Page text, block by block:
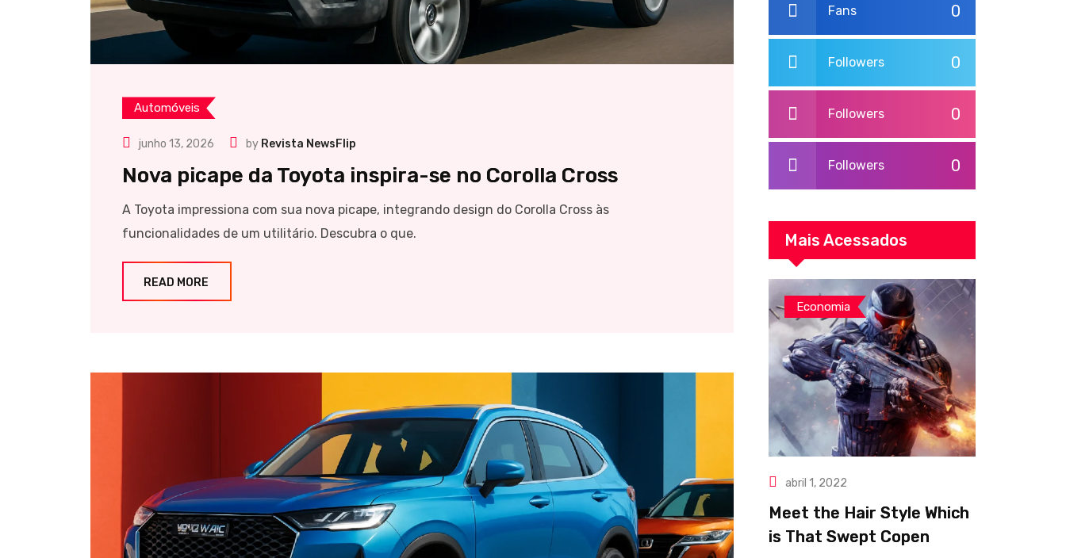
Automóveis
junho 13, 2026 by Revista NewsFlip
Nova picape da Toyota inspira-se no Corolla Cross
A Toyota impressiona com sua nova picape, integrando design do Corolla Cross às
funcionalidades de um utilitário. Descubra o que.
READ MORE
0
Fans
0
Followers
0
Followers
0
Followers
Mais Acessados
Economia
abril 1, 2022
Meet the Hair Style Which
is That Swept Copen